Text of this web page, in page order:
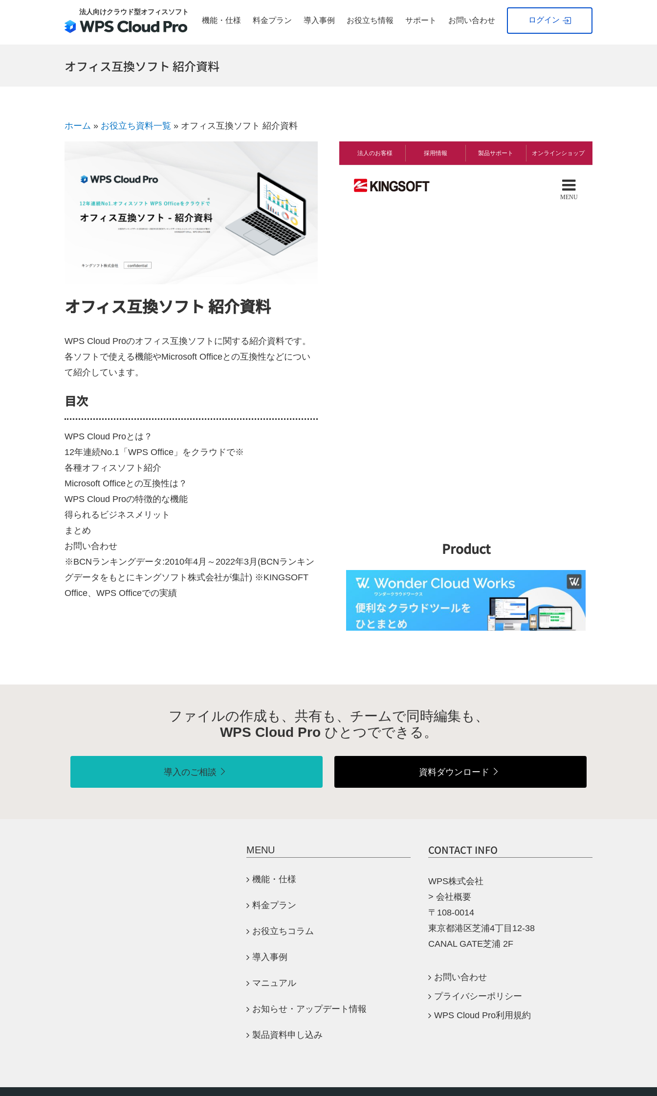
法人向けクラウド型オフィスソフト
機能・仕様 料金プラン 導入事例 お役立ち情報 サポート お問い合わせ ログイン
オフィス互換ソフト 紹介資料
ホーム » お役立ち資料一覧 » オフィス互換ソフト 紹介資料
オフィス互換ソフト 紹介資料
WPS Cloud Proのオフィス互換ソフトに関する紹介資料です。
各ソフトで使える機能やMicrosoft Officeとの互換性などについ
て紹介しています。
目次
WPS Cloud Proとは？
12年連続No.1「WPS Office」をクラウドで※
各種オフィスソフト紹介
Microsoft Officeとの互換性は？
WPS Cloud Proの特徴的な機能
得られるビジネスメリット
まとめ
お問い合わせ
※BCNランキングデータ:2010年4月～2022年3月(BCNランキン
グデータをもとにキングソフト株式会社が集計) ※KINGSOFT
Office、WPS Officeでの実績
ファイルの作成も、共有も、 チームで同時編集も、
WPS Cloud Pro ひとつでできる。
導入のご相談 資料ダウンロード
MENU
機能・仕様
料金プラン
お役立ちコラム
導入事例
マニュアル
お知らせ・アップデート情報
製品資料申し込み
CONTACT INFO
WPS株式会社
> 会社概要
〒108-0014
東京都港区芝浦4丁目12-38
CANAL GATE芝浦 2F
お問い合わせ
プライバシーポリシー
WPS Cloud Pro利用規約